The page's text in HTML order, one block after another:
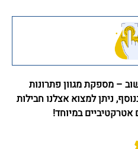
– מספקת מגוון פתרונות
ניתן למצוא אצלנו חבילות
במיוחד!